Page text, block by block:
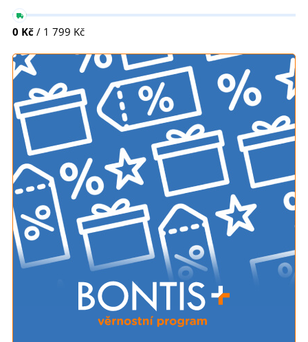
0 Kč / 1 799 Kč